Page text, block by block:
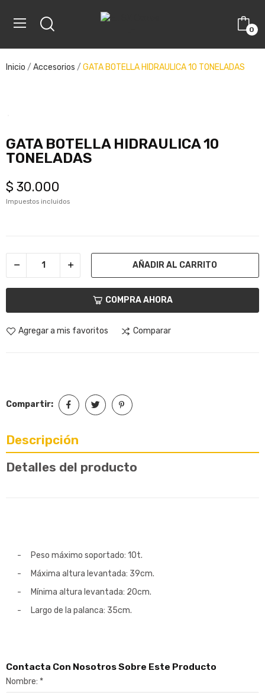
0
Inicio Accesorios GATA BOTELLA HIDRAULICA 10 TONELADAS
GATA BOTELLA HIDRAULICA 10
TONELADAS
$ 30.000
Impuestos incluidos
AÑADIR AL CARRITO
COMPRA AHORA
Agregar a mis favoritos Comparar
Compartir:
Descripción
Detalles del producto
-
Peso máximo soportado: 10t.
-
Máxima altura levantada: 39cm.
-
Mínima altura levantada: 20cm.
-
Largo de la palanca: 35cm.
Contacta Con Nosotros Sobre Este Producto
Nombre: *